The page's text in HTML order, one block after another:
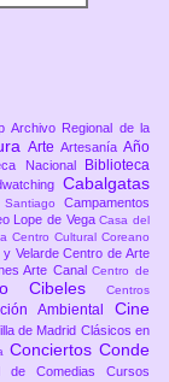
Archivo Regional de la
Arte ArtesaníaAño
Nacional
Biblioteca
Cabalgatas
SantiagoCampamentos
Lope de VegaCasa del
Centro Cultural Coreano
y VelardeCentro de Arte
Arte CanalCentro de
Cibeles
Centros
AmbientalCine
de Madrid Clásicos en
ConciertosConde
de Comedias Cursos